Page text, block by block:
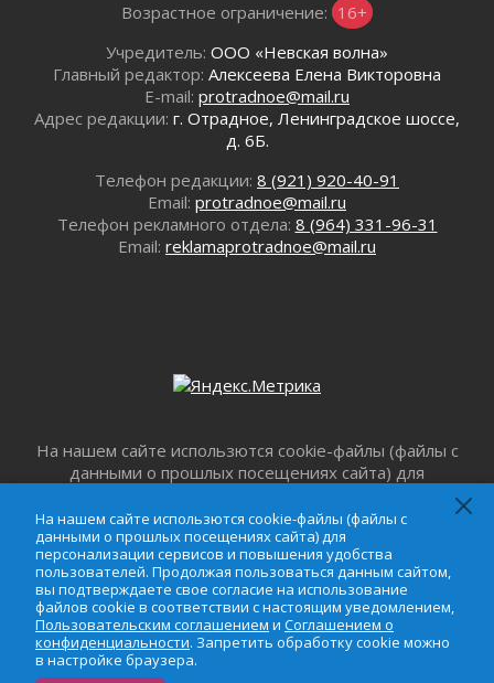
Ленобласть внедрила передовую подготовку
операторов БПЛА
02 августа 2026
В Ивангороде появилась «Избушка-
воробушка»
Юхла, мука, кантеле и Водяной
01 августа 2026
Лето катится с горки
01 августа 2026
Болезнь девственниц и вампиров
Безмолвный крик о помощи
01 августа 2026
В музей всей семьёй
01 августа 2026
Без заявлений и очередей
01 августа 2026
Не женское это дело...уверены?
01 августа 2026
Все силы в кулак
Возрастное ограничение: 16+
Учредитель: ООО «Невская волна»
Главный редактор: Алексеева Елена Викторовна
E-mail: protradnoe@mail.ru
Адрес редакции: г. Отрадное, Ленинградское шоссе,
д. 6Б.
Телефон редакции: 8 (921) 920-40-91
Email: protradnoe@mail.ru
Телефон рекламного отдела: 8 (964) 331-96-31
Email: reklamaprotradnoe@mail.ru
На нашем сайте использются cookie-файлы (файлы с
данными о прошлых посещениях сайта) для
пользователей. Продолжая пользоваться данным
сайтом, вы подтверждаете свое согласие на
использование файлов cookie в соответствии с
настоящим уведомлением,Пользовательским
соглашениеми Соглашением о
конфиденциальности. Запретить обработку cookie
можно в настройке браузера.
На нашем сайте использются cookie-файлы (файлы с
данными о прошлых посещениях сайта) для
персонализации сервисов и повышения удобства
пользователей. Продолжая пользоваться данным сайтом,
вы подтверждаете свое согласие на использование
файлов cookie в соответствии с настоящим уведомлением,
Пользовательским соглашением и Соглашением о
конфиденциальности. Запретить обработку cookie можно
в настройке браузера.